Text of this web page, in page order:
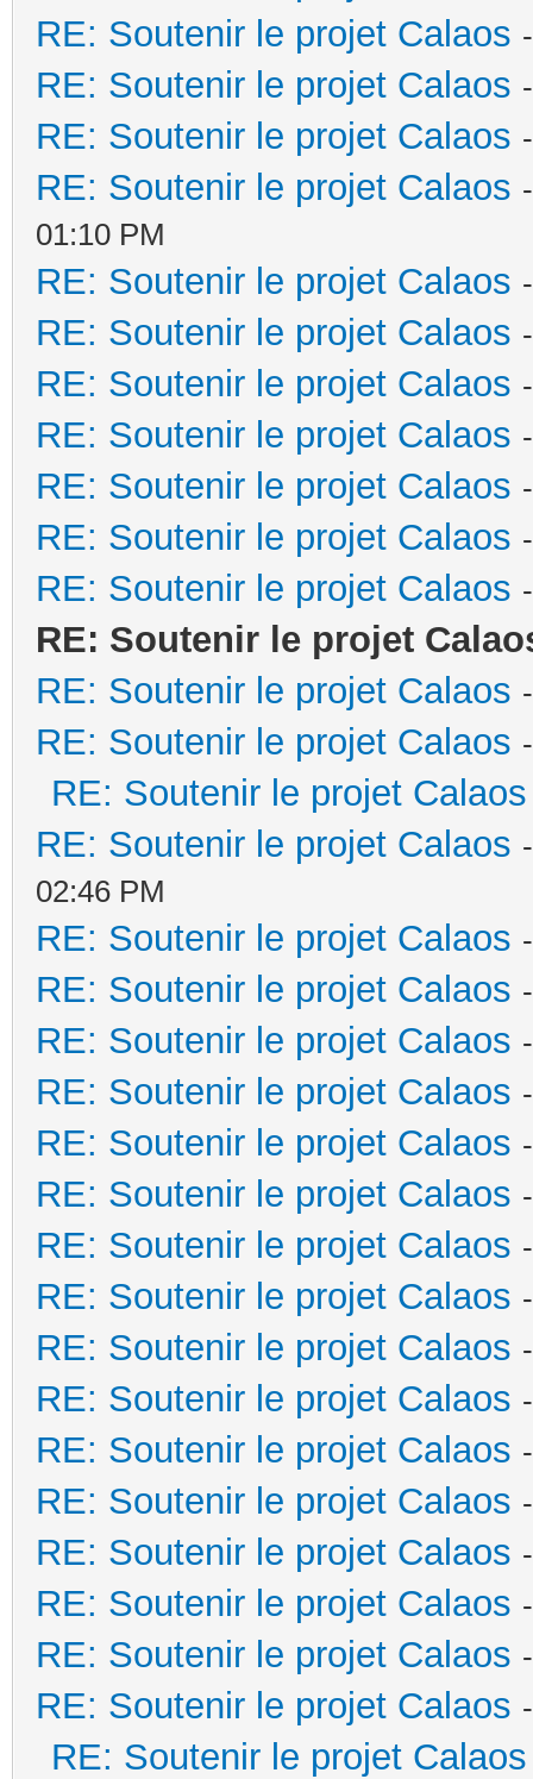
RE: Soutenir le projet Calaos
RE: Soutenir le projet Calaos
RE: Soutenir le projet Calaos
RE: Soutenir le projet Calaos
01:10 PM
RE: Soutenir le projet Calaos
RE: Soutenir le projet Calaos
RE: Soutenir le projet Calaos
RE: Soutenir le projet Calaos
RE: Soutenir le projet Calaos
RE: Soutenir le projet Calaos
RE: Soutenir le projet Calaos
RE: Soutenir le projet
RE: Soutenir le projet Calaos
RE: Soutenir le projet Calaos
RE: Soutenir le projet Calaos
RE: Soutenir le projet Calaos
02:46 PM
RE: Soutenir le projet Calaos
RE: Soutenir le projet Calaos
RE: Soutenir le projet Calaos
RE: Soutenir le projet Calaos
RE: Soutenir le projet Calaos
RE: Soutenir le projet Calaos
RE: Soutenir le projet Calaos
RE: Soutenir le projet Calaos
RE: Soutenir le projet Calaos
RE: Soutenir le projet Calaos
RE: Soutenir le projet Calaos
RE: Soutenir le projet Calaos
RE: Soutenir le projet Calaos
RE: Soutenir le projet Calaos
RE: Soutenir le projet Calaos
RE: Soutenir le projet Calaos
RE: Soutenir le projet Calaos